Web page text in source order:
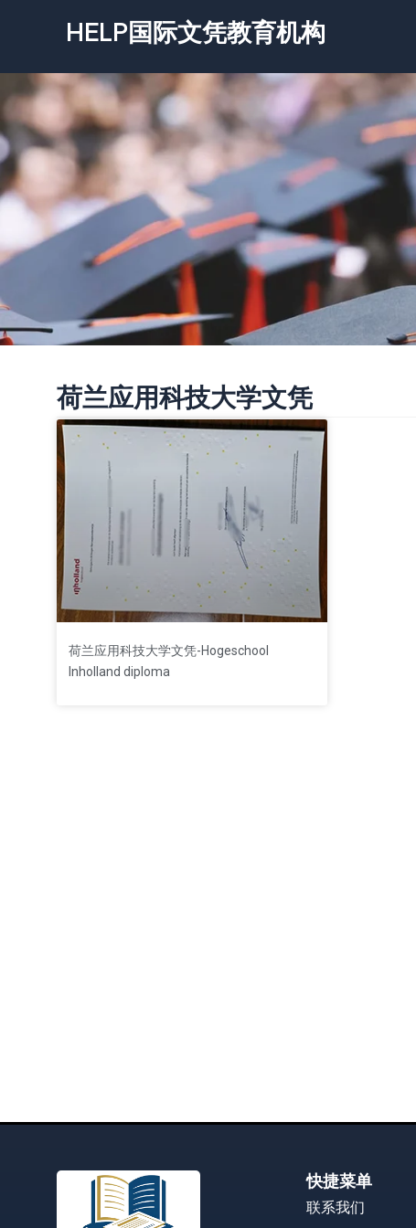
容
HELP国际文凭教育机构
荷兰应用科技大学文凭
荷兰应用科技大学文凭-Hogeschool
Inholland diploma
快捷菜单
联系我们